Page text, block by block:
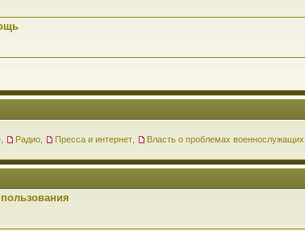
Радио Пресса и интернет Власть о проблемах военнослужащих